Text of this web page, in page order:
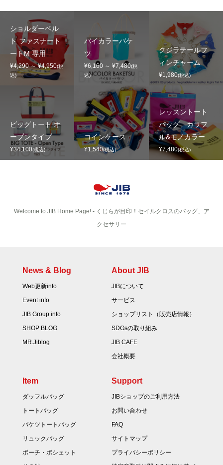
ショルダーベル
ト ファスナート
ートM 専用
¥4,290 ～ ¥4,950(税
込)
バイカラーバケ
ツ
¥6,160 ～ ¥7,480(税
込)
クジラテールフ
ィンチャーム
¥1,980(税込)
ビッグトート オ
ープンタイプ
¥34,100(税込)
コインケース
¥1,540(税込)
レッスントート
バッグ カラフ
ル&モノカラー
¥7,480(税込)
Welcome to JIB Home Page! ‐ くじらが目印！セイルクロスのバッグ、ア
クセサリー
News & Blog
Web更新info
Event info
JIB Group info
SHOP BLOG
MR.Jiblog
About JIB
JIBについて
サービス
ショップリスト（販売店情報）
SDGsの取り組み
JIB CAFE
会社概要
Item
ダッフルバッグ
トートバッグ
バケツトートバッグ
リュックバッグ
ポーチ・ポシェット
Support
JIBショップのご利用方法
お問い合わせ
FAQ
サイトマップ
プライバシーポリシー